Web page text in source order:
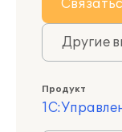
Другие
Продукт